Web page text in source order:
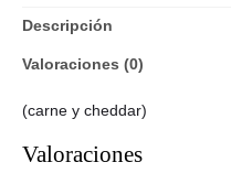
Descripción
Valoraciones (0)
(carne y cheddar)
Valoraciones